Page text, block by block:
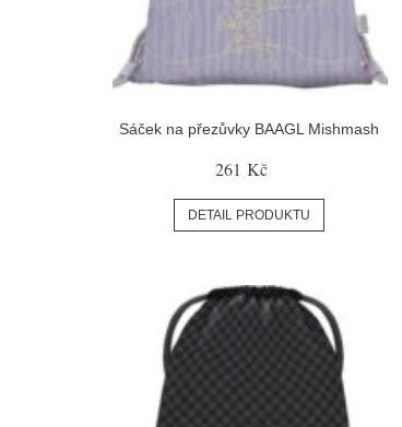
Sáček na přezůvky BAAGL Mishmash
261 Kč
DETAIL PRODUKTU